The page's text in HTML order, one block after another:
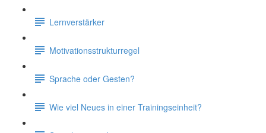
Lernverstärker
Motivationsstrukturregel
Sprache oder Gesten?
Wie viel Neues in einer Trainingseinheit?